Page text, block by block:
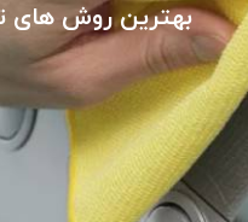
بهترین روش های